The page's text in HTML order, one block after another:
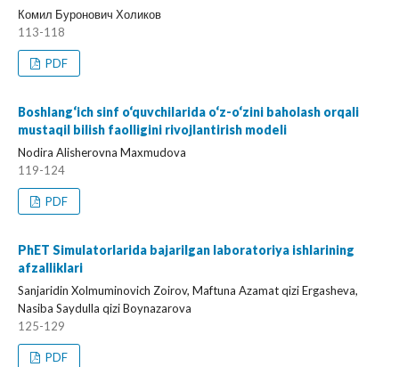
Комил Буронович Холиков
113-118
PDF
Boshlang‘ich sinf o‘quvchilarida o‘z-o‘zini baholash orqali
mustaqil bilish faolligini rivojlantirish modeli
Nodira Alisherovna Maxmudova
119-124
PDF
PhET Simulatorlarida bajarilgan laboratoriya ishlarining
afzalliklari
Sanjaridin Xolmuminovich Zoirov, Maftuna Azamat qizi Ergasheva,
Nasiba Saydulla qizi Boynazarova
125-129
PDF